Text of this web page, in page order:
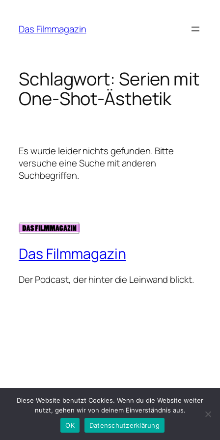
springen
Das Filmmagazin
Schlagwort: Serien mit
One-Shot-Ästhetik
Es wurde leider nichts gefunden. Bitte
versuche eine Suche mit anderen
Suchbegriffen.
Das Filmmagazin
Der Podcast, der hinter die Leinwand blickt.
Diese Website benutzt Cookies. Wenn du die Website weiter
nutzt, gehen wir von deinem Einverständnis aus.
OK
Datenschutzerklärung